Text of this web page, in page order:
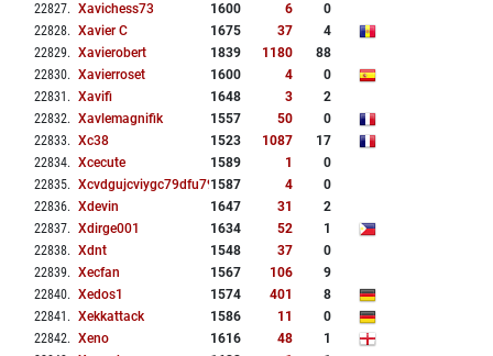
22827. Xavichess73 1600 6
0
22828. Xavier C 1675 37
4
22829. Xavierobert 1839 1180
88
22830. Xavierroset 1600 4
0
22831 . Xavifi 1648 3
2
22832. Xavlemagnifik 1557 50
0
22833. Xc38 1523 1087
17
22834. Xcecute 1589 1
0
22835. Xcvdgujcviygc79dfu791587 4
0
22836. Xdevin 1647 31
2
22837. Xdirge001 1634 52
1
22838. Xdnt 1548 37
0
22839. Xecfan 1567 106
9
22840. Xedos1 1574 401
8
22841 . Xekkattack 1586 11
0
22842. Xeno 1616 48
1